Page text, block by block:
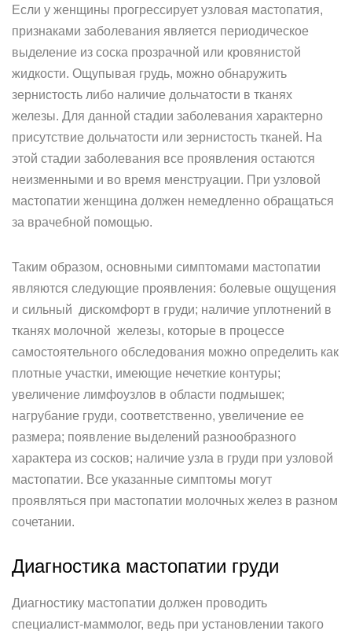
Если у женщины прогрессирует узловая мастопатия,
признаками заболевания является периодическое
выделение из соска прозрачной или кровянистой
жидкости. Ощупывая грудь, можно обнаружить
зернистость либо наличие дольчатости в тканях
железы. Для данной стадии заболевания характерно
присутствие дольчатости или зернистость тканей. На
этой стадии заболевания все проявления остаются
неизменными и во время менструации. При узловой
мастопатии женщина должен немедленно обращаться
за врачебной помощью.
Таким образом, основными симптомами мастопатии
являются следующие проявления: болевые ощущения
и сильный дискомфорт в груди; наличие уплотнений в
тканях молочной железы, которые в процессе
самостоятельного обследования можно определить как
плотные участки, имеющие нечеткие контуры;
увеличение лимфоузлов в области подмышек;
нагрубание груди, соответственно, увеличение ее
размера; появление выделений разнообразного
характера из сосков; наличие узла в груди при узловой
мастопатии. Все указанные симптомы могут
проявляться при мастопатии молочных желез в разном
сочетании.
Диагностика мастопатии груди
Диагностику мастопатии должен проводить
специалист-маммолог, ведь при установлении такого